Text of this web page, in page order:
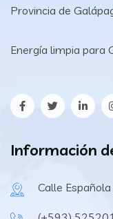
Provincia de
Energía limpia para
Información
Calle